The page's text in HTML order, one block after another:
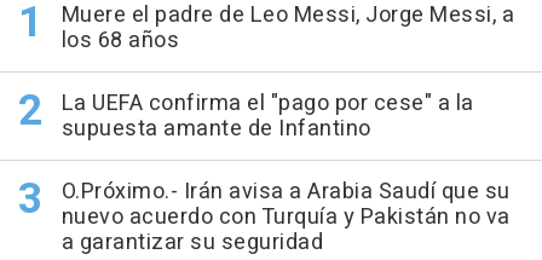
Muere el padre de Leo Messi, Jorge Messi, a
los 68 años
La UEFA confirma el "pago por cese" a la
supuesta amante de Infantino
O.Próximo.- Irán avisa a Arabia Saudí que su
nuevo acuerdo con Turquía y Pakistán no va
a garantizar su seguridad